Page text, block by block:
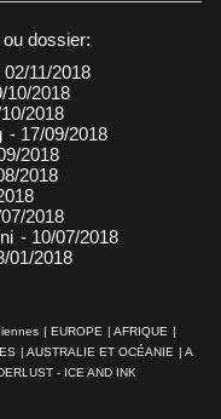
dossier:
02/11/2018
10/2018
2018
- 17/09/2018
2018
2018
2018
- 10/07/2018
01/2018
| EUROPE | AFRIQUE |
| AUSTRALIE ET OCÉANIE | A
- ICE AND INK